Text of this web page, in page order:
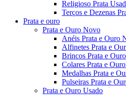
Religioso Prata
Terços e Dezenas
Prata e ouro
Prata e Ouro Novo
Anéis Prata e Ouro
Alfinetes Prata e
Brincos Prata e
Colares Prata e
Medalhas Prata e
Pulseiras Prata e
Prata e Ouro Usado